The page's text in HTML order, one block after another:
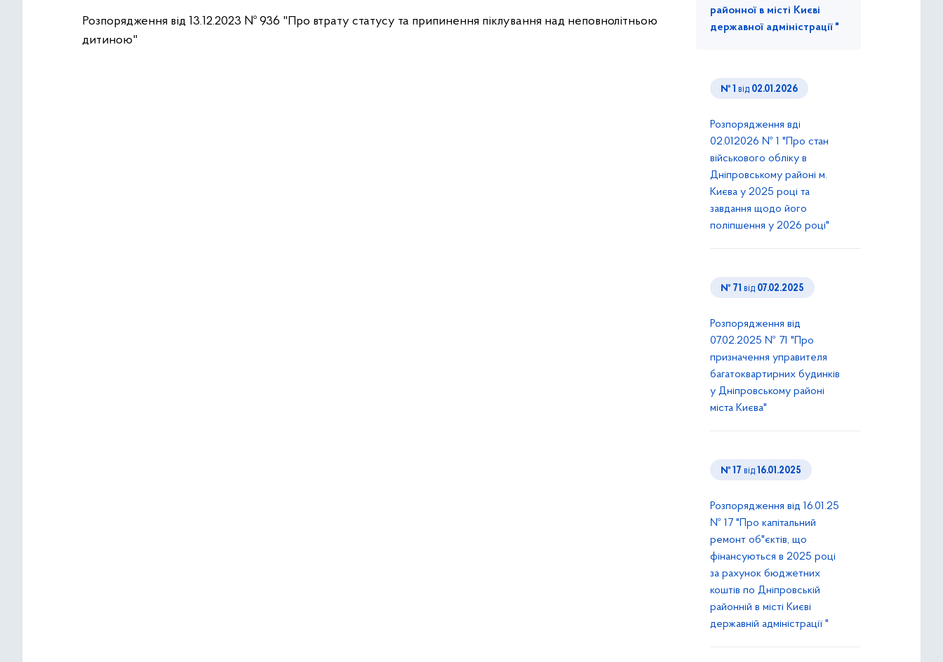
Розпорядження від 13.12.2023 № 936 "Про втрату статусу та припинення піклування над неповнолітньою
дитиною"
районної в місті Києві
державної адміністрації "
№ 1 від 02.01.2026
Розпорядження вді
02.012026 № 1 "Про стан
військового обліку в
Дніпровському районі м.
Києва у 2025 році та
завдання щодо його
поліпшення у 2026 році"
№ 71 від 07.02.2025
Розпорядження від
07.02.2025 № 71 "Про
призначення управителя
багатоквартирних будинків
у Дніпровському районі
міста Києва"
№ 17 від 16.01.2025
Розпорядження від 16.01.25
№ 17 "Про капітальний
ремонт об"єктів, що
фінансуються в 2025 році
за рахунок бюджетних
коштів по Дніпровській
районній в місті Києві
державній адміністрації "